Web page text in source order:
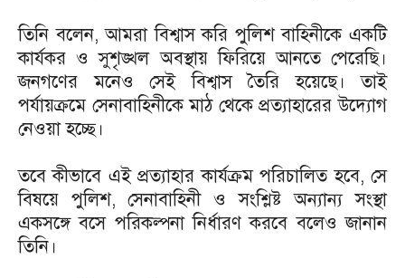
তিনি বলেন, আমরা বিশ্বাস করি পুলিশ বাহিনীকে একটি
কার্যকর ও সুশৃঙ্খল অবস্থায় ফিরিয়ে আনতে পেরেছি।
জনগণের মনেও সেই বিশ্বাস তৈরি হয়েছে। তাই
পর্যায়ক্রমে সেনাবাহিনীকে মাঠ থেকে প্রত্যাহারের উদ্যোগ
নেওয়া হচ্ছে।
তবে কীভাবে এই প্রত্যাহার কার্যক্রম পরিচালিত হবে, সে
বিষয়ে পুলিশ, সেনাবাহিনী ও সংশ্লিষ্ট অন্যান্য সংস্থা
একসঙ্গে বসে পরিকল্পনা নির্ধারণ করবে বলেও জানান
তিনি।